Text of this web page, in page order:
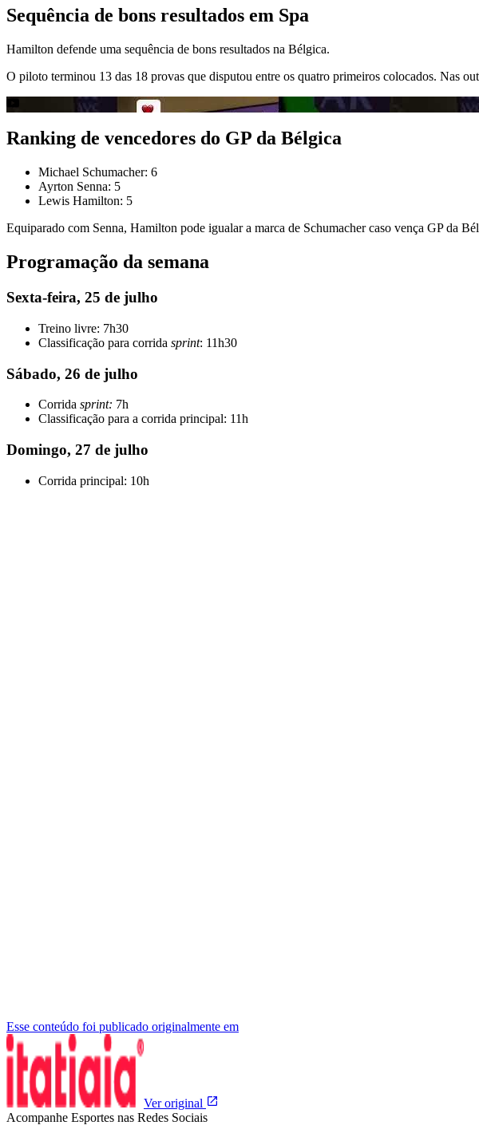
Sequência de bons resultados em Spa
Hamilton defende uma sequência de bons resultados na Bélgica.
O piloto terminou 13 das 18 provas que disputou entre os quatro primeiros colocados. Nas
Ranking de vencedores do GP da Bélgica
Michael Schumacher: 6
Ayrton Senna: 5
Lewis Hamilton: 5
Equiparado com Senna, Hamilton pode igualar a marca de Schumacher caso vença GP da
Programação da semana
Sexta-feira, 25 de julho
Treino livre: 7h30
Classificação para corrida sprint: 11h30
Sábado, 26 de julho
Corrida sprint: 7h
Classificação para a corrida principal: 11h
Domingo, 27 de julho
Corrida principal: 10h
Esse conteúdo foi publicado originalmente em
Ver original
Acompanhe Esportes nas Redes Sociais